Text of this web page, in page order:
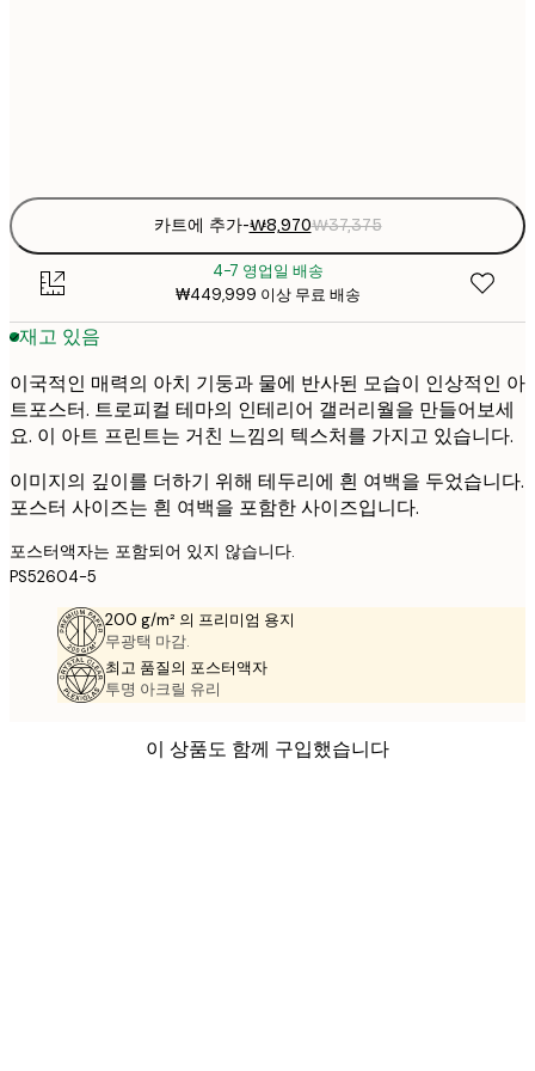
카트에 추가-₩8,970₩37,375
4-7 영업일 배송
₩449,999 이상 무료 배송
재고 있음
이국적인 매력의 아치 기둥과 물에 반사된 모습이 인상적인 아
트포스터. 트로피컬 테마의 인테리어 갤러리월을 만들어보세
요. 이 아트 프린트는 거친 느낌의 텍스처를 가지고 있습니다.
이미지의 깊이를 더하기 위해 테두리에 흰 여백을 두었습니다.
포스터 사이즈는 흰 여백을 포함한 사이즈입니다.
포스터액자는 포함되어 있지 않습니다.
PS52604-5
200 g/m² 의 프리미엄 용지
무광택 마감.
최고 품질의 포스터액자
투명 아크릴 유리
이 상품도 함께 구입했습니다